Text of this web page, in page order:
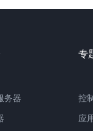
务器
专
控
应